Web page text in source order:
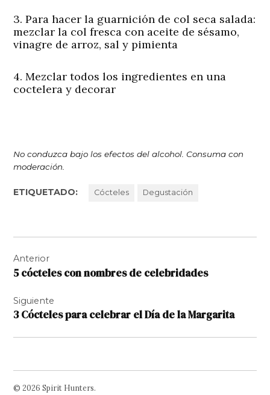
3. Para hacer la guarnición de col seca salada:
mezclar la col fresca con aceite de sésamo,
vinagre de arroz, sal y pimienta
4. Mezclar todos los ingredientes en una
coctelera y decorar
No conduzca bajo los efectos del alcohol. Consuma con
moderación.
ETIQUETADO: Cócteles Degustación
de
entradas
Anterior
5 cócteles con nombres de celebridades
Siguiente
3 Cócteles para celebrar el Día de la Margarita
© 2026 Spirit Hunters.